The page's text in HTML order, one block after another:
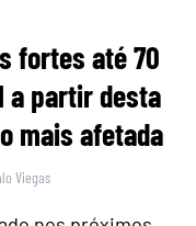
fortes até 70
a partir desta
mais afetada
Viegas